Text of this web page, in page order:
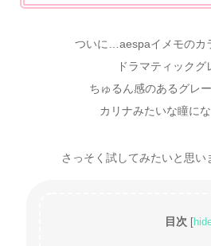
ついに…aespaイメモのカ
ドラマティックグ
ちゅるん感のあるグレ
カリナみたいな瞳に
さっそく試してみたいと思い
目次